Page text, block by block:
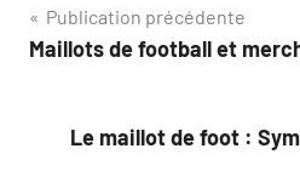
Navigation
de
Publication précédente
Maillots de football et
Le maillot de foot :